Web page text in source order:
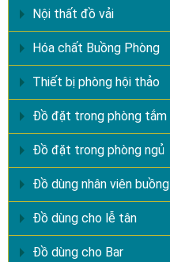
Nội thất đồ vải
Hóa chất Buồng Phòng
Thiết bị phòng hội thảo
Đồ đặt trong phòng tắm
Đồ đặt trong phòng ngủ
Đồ dùng nhân viên buồng
Đồ dùng cho lễ tân
Đồ dùng cho Bar